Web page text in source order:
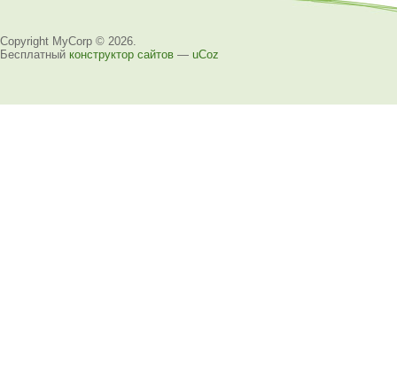
Copyright MyCorp © 2026
Бесплатный конструктор сайтов — uCoz